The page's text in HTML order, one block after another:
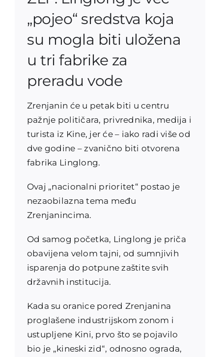
„pojeo“ sredstva koja
su mogla biti uložena
u tri fabrike za
preradu vode
Zrenjanin će u petak biti u centru
pažnje političara, privrednika, medija i
turista iz Kine, jer će – iako radi više od
dve godine – zvanično biti otvorena
fabrika Linglong.
Ovaj „nacionalni prioritet“ postao je
nezaobilazna tema među
Zrenjanincima.
Od samog početka, Linglong je priča
obavijena velom tajni, od sumnjivih
isparenja do potpune zaštite svih
državnih institucija.
Kada su oranice pored Zrenjanina
proglašene industrijskom zonom i
ustupljene Kini, prvo što se pojavilo
bio je „kineski zid“, odnosno ograda,